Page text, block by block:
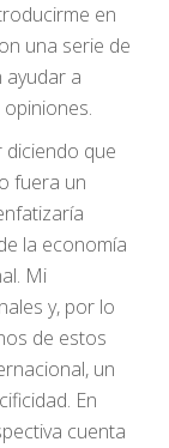
en
una serie de
a
diciendo que
fuera un
la economía
Mi
y, por lo
de estos
un
En
cuenta